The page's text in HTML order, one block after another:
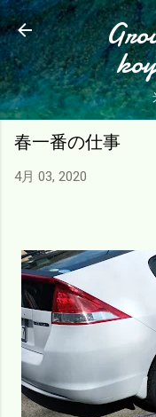
スキップし
春一番の仕事
4月 03, 2020